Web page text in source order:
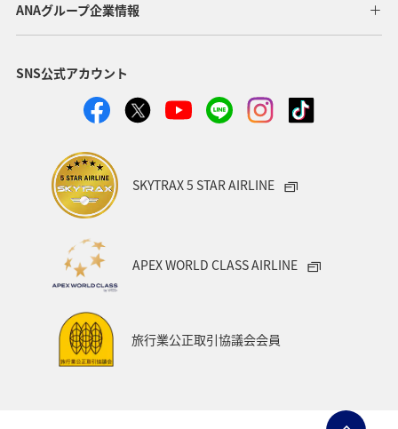
マイルを貯める 宮城県 湖 ANA Mall
ライフ 日常
A-style秋特集 スズキ マアジ ヤマメ
ANAグループ企業情報
SNS公式アカウント
SKYTRAX 5 STAR AIRLINE
APEX WORLD CLASS AIRLINE
旅行業公正取引協議会会員